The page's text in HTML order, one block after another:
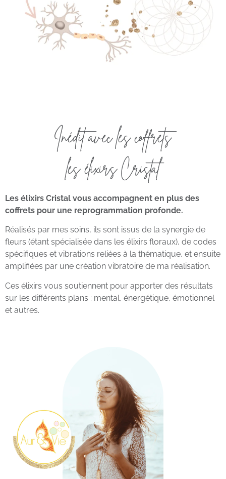
Inédit avec les coffrets
les élixirs Cristal
Les élixirs Cristal vous accompagnent en plus des
coffrets pour une reprogrammation profonde.
Réalisés par mes soins, ils sont issus de la synergie de
fleurs (étant spécialisée dans les élixirs floraux), de codes
spécifiques et vibrations reliées à la thématique, et ensuite
amplifiées par une création vibratoire de ma réalisation.
Ces élixirs vous soutiennent pour apporter des résultats
sur les différents plans : mental, énergétique, émotionnel
et autres.